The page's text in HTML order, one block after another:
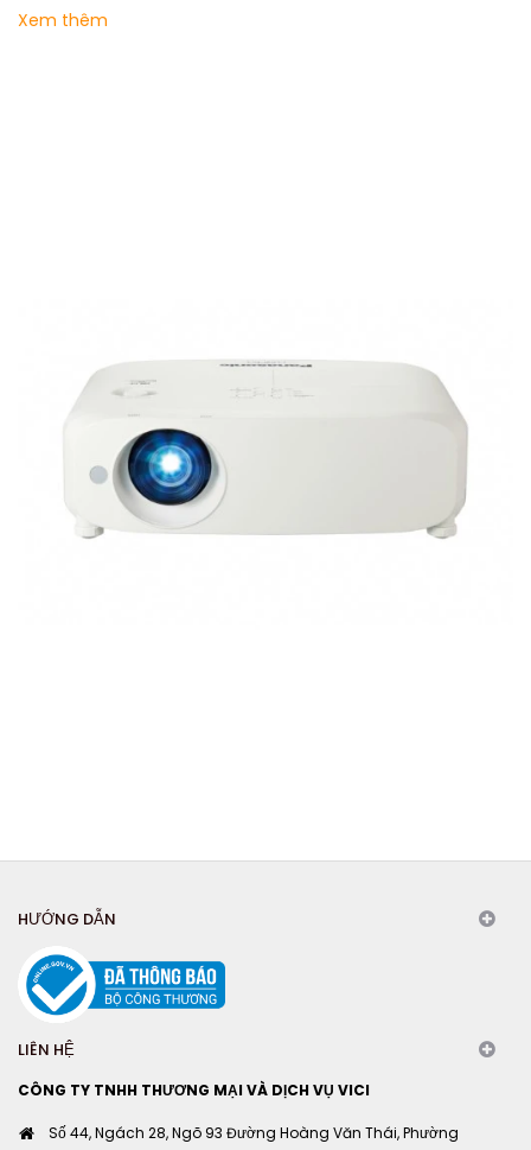
Xem thêm
HƯỚNG DẪN
LIÊN HỆ
CÔNG TY TNHH THƯƠNG MẠI VÀ DỊCH VỤ VICI
Số 44, Ngách 28, Ngõ 93 Đường Hoàng Văn Thái, Phường